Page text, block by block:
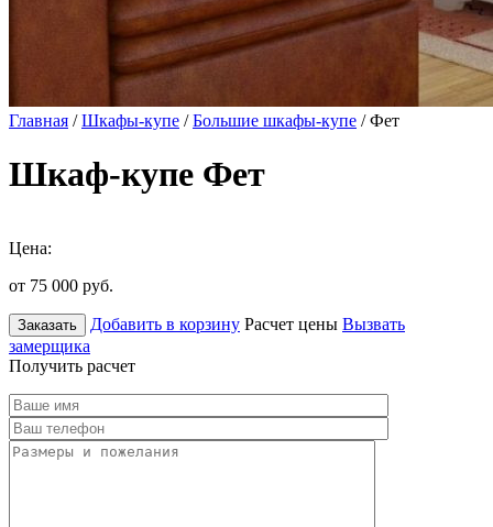
Главная /Шкафы-купе /Большие шкафы-купе / Фет
Шкаф-купе Фет
Цена:
от 75 000 руб.
Заказать Добавить в корзину Расчет цены Вызвать
замерщика
Получить расчет